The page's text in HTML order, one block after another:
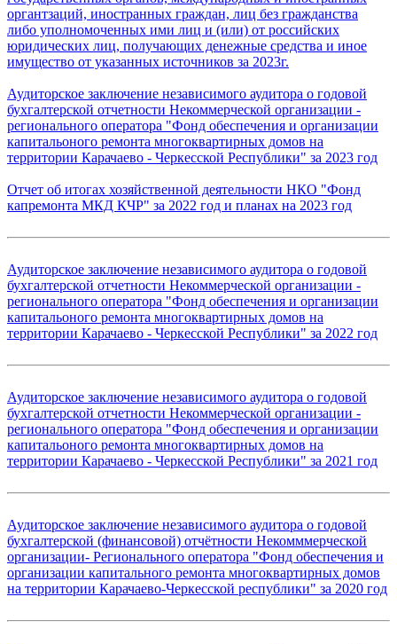
органтзаций, иностранных граждан, лиц без гражданства
либо уполномоченных ими лиц и (или) от российских
юридических лиц, получающих денежные средства и иное
имущество от указанных источников за 2023г.
Аудиторское заключение независимого аудитора о годовой
бухгалтерской отчетности Некоммерческой организации -
регионального оператора "Фонд обеспечения и организации
капитальоного ремонта многоквартирных домов на
территории Карачаево - Черкесской Республики" за 2023 год
Отчет об итогах хозяйственной деятельности НКО "Фонд
капремонта МКД КЧР" за 2022 год и планах на 2023 год
Аудиторское заключение независимого аудитора о годовой
бухгалтерской отчетности Некоммерческой организации -
регионального оператора "Фонд обеспечения и организации
капитальоного ремонта многоквартирных домов на
территории Карачаево - Черкесской Республики" за 2022 год
Аудиторское заключение независимого аудитора о годовой
бухгалтерской отчетности Некоммерческой организации -
регионального оператора "Фонд обеспечения и организации
капитальоного ремонта многоквартирных домов на
территории Карачаево - Черкесской Республики" за 2021 год
Аудиторское заключение независимого аудитора о годовой
бухгалтерской (финансовой) отчётности Некомммерческой
организации- Регионального оператора "Фонд обеспечения и
организации капитального ремонта многоквартирных домов
на территории Карачаево-Черкесской республики" за 2020 год